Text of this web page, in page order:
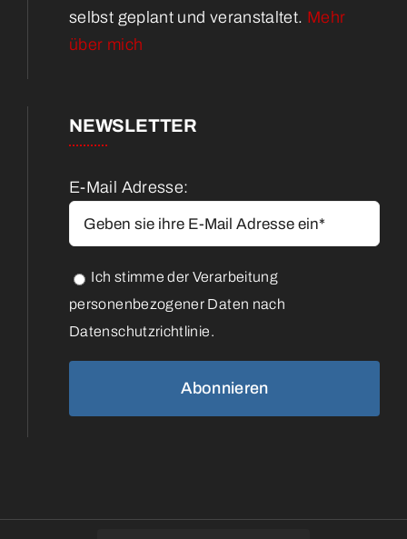
selbst geplant und veranstaltet. Mehr
über mich
NEWSLETTER
E-Mail Adresse:
Ich stimme der Verarbeitung
personenbezogener Daten nach
Datenschutzrichtlinie.